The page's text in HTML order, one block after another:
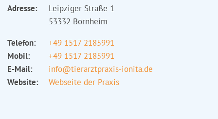
Adresse:
Leipziger Straße 1
53332 Bornheim
Telefon:
+49 1517 2185991
Mobil:
+49 1517 2185991
E-Mail:
info@tierarztpraxis-ionita.de
Website:
Webseite der Praxis